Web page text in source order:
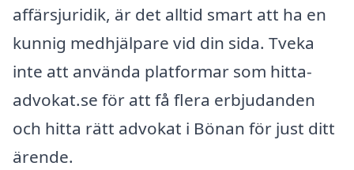
affärsjuridik, är det alltid smart att ha en
kunnig medhjälpare vid din sida. Tveka
inte att använda platformar som hitta-
advokat.se för att få flera erbjudanden
och hitta rätt advokat i Bönan för just ditt
ärende.